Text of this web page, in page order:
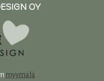
OY
myymälä